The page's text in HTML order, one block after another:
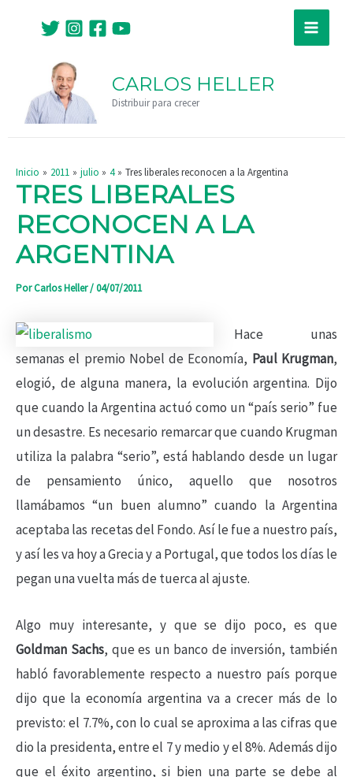
contenido
Main
CARLOS HELLER
Distribuir para crecer
Inicio 2011 julio 4 Tres liberales reconocen a la Argentina
TRES LIBERALES
RECONOCEN A LA
ARGENTINA
PorCarlos Heller/04/07/2011
Hace unas
semanas el premio Nobel de Economía, Paul Krugman,
elogió, de alguna manera, la evolución argentina. Dijo
que cuando la Argentina actuó como un “país serio” fue
un desastre. Es necesario remarcar que cuando Krugman
utiliza la palabra “serio”, está hablando desde un lugar
de pensamiento único, aquello que nosotros
llamábamos “un buen alumno” cuando la Argentina
aceptaba las recetas del Fondo. Así le fue a nuestro país,
y así les va hoy a Grecia y a Portugal, que todos los días le
pegan una vuelta más de tuerca al ajuste.
Algo muy interesante, y que se dijo poco, es que
Goldman Sachs, que es un banco de inversión, también
habló favorablemente respecto a nuestro país porque
dijo que la economía argentina va a crecer más de lo
previsto: el 7.7%, con lo cual se aproxima a las cifras que
dio la presidenta, entre el 7 y medio y el 8%. Además dijo
que el éxito argentino, si bien una parte se debe al
entradas